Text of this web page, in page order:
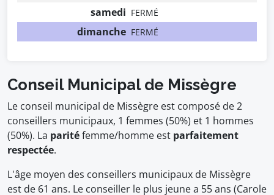
samedi FERMÉ
dimanche FERMÉ
Conseil Municipal de Missègre
Le conseil municipal de Missègre est composé de 2
conseillers municipaux, 1 femmes (50%) et 1 hommes
(50%). La paritéfemme/homme est parfaitement
respectée.
L'âge moyen des conseillers municipaux de Missègre
est de 61 ans. Le conseiller le plus jeune a 55 ans (Carole